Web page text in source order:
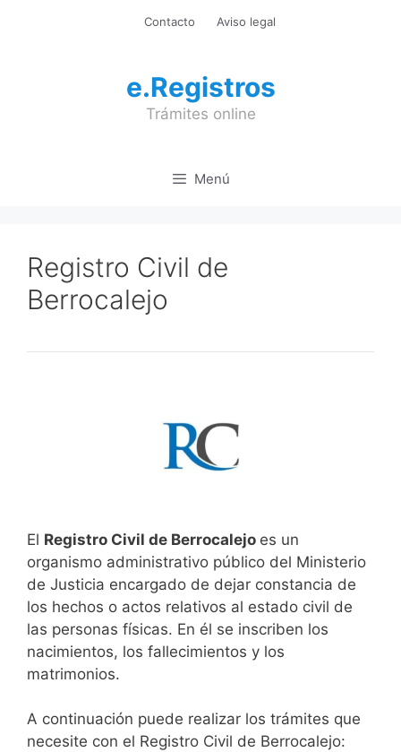
Contacto Aviso legal
e.Registros
Trámites online
Menú
Registro Civil de
Berrocalejo
El Registro Civil de Berrocalejo es un
organismo administrativo público del Ministerio
de Justicia encargado de dejar constancia de
los hechos o actos relativos al estado civil de
las personas físicas. En él se inscriben los
nacimientos, los fallecimientos y los
matrimonios.
A continuación puede realizar los trámites que
necesite con el Registro Civil de Berrocalejo: